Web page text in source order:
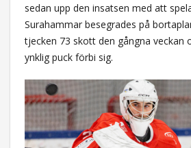
sedan upp den insatsen med att
Surahammar besegrades på
tjecken 73 skott den gångna veckan
ynklig puck förbi sig.